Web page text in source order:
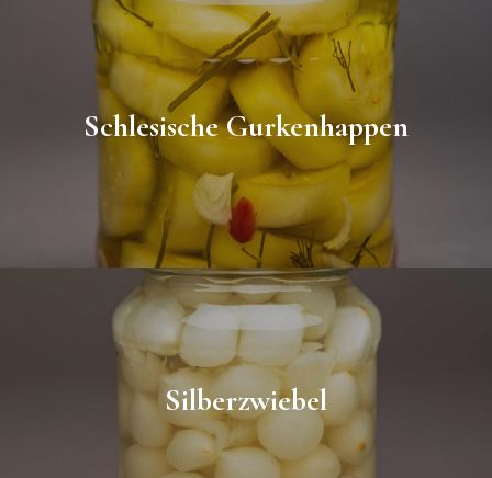
Schlesische Gurkenhappen
Silberzwiebel